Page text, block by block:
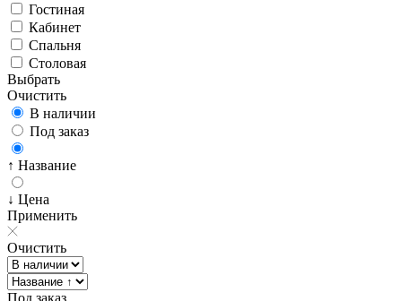
Гостиная
Кабинет
Спальня
Столовая
Выбрать
Очистить
В наличии
Под заказ
↑ Название
↓ Цена
Применить
Очистить
Под заказ